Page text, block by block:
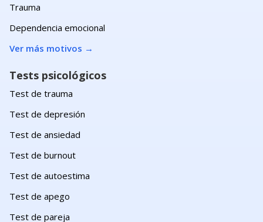
Trauma
Dependencia emocional
Ver más motivos →
Tests psicológicos
Test de trauma
Test de depresión
Test de ansiedad
Test de burnout
Test de autoestima
Test de apego
Test de pareja